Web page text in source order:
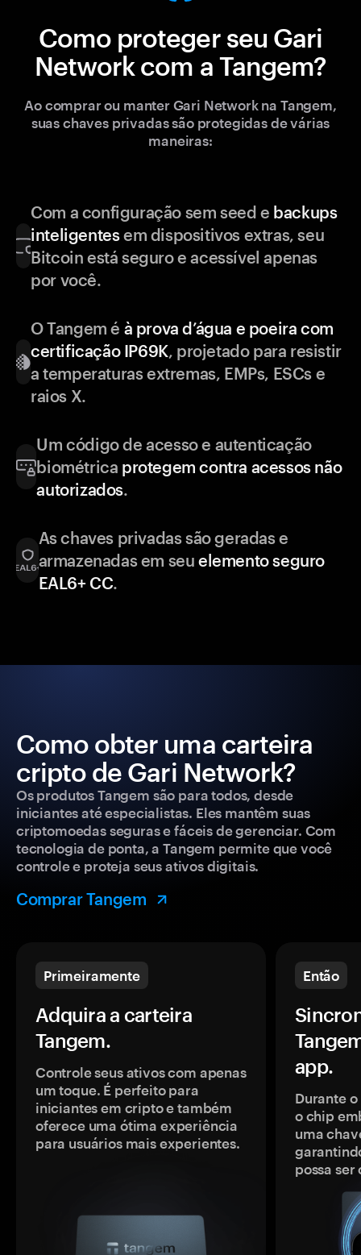
Como proteger seu Gari
Network com a Tangem?
Ao comprar ou manter Gari Network na Tangem,
suas chaves privadas são protegidas de várias
maneiras:
Com a configuração sem seed e backups
inteligentesem dispositivos extras, seu
Bitcoin está seguro e acessível apenas
por você.
O Tangem é à prova d’água e poeira com
certificação IP69K, projetado para resistir
a temperaturas extremas, EMPs, ESCs e
raios X.
Um código de acesso e autenticação
biométrica protegem contra acessos não
autorizados.
As chaves privadas são geradas e
armazenadas em seu elemento seguro
EAL6+ CC.
Como obter uma carteira
cripto de Gari Network?
Os produtos Tangem são para todos, desde
iniciantes até especialistas. Eles mantêm suas
criptomoedas seguras e fáceis de gerenciar. Com
tecnologia de ponta, a Tangem permite que você
controle e proteja seus ativos digitais.
Comprar Tangem
Primeiramente
Adquira a carteira
Tangem.
Controle seus ativos com apenas
um toque. É perfeito para
iniciantes em cripto e também
oferece uma ótima experiência
para usuários mais experientes.
Então
app.
Durante
o chip
uma
possa